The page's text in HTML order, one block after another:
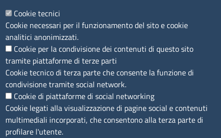
primaria)e ricambista di parti e accessori per motocicli
secondaria) – L’attività indicata in visura è quindi variata rispetto
all’1.4.2025.
COMMENTO
Due diversi codici ATECO 2025 possono essere attributi all’attività
già denunciata alla data del 1° aprile 2025 tuttavia è stata
successivamente comunicata e iscritta una variazione dell’attività
economica: nessun accesso è quindi possibile al servizio Rettifica
Ateco 2025. La rettifica del codice ATECO attribuito
Cookie tecnici
Cookie necessari per il funzionamento del sito e cookie
analitici anonimizzati.
Cookie per la condivisione dei contenuti di questo sito
tramite piattaforme di terze parti
Cookie tecnico di terza parte che consente la funzione di
condivisione tramite social network.
Cookie di piattaforme di social networking
Cookie legati alla visualizzazione di pagine social e contenuti
multimediali incorporati, che consentono alla terza parte di
profilare l'utente.